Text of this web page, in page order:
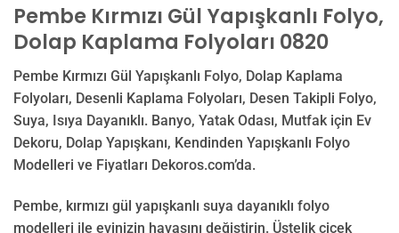
Pembe Kırmızı Gül Yapışkanlı Folyo,
Dolap Kaplama Folyoları 0820
Pembe Kırmızı Gül Yapışkanlı Folyo, Dolap Kaplama
Folyoları, Desenli Kaplama Folyoları, Desen Takipli Folyo,
Suya, Isıya Dayanıklı. Banyo, Yatak Odası, Mutfak için Ev
Dekoru, Dolap Yapışkanı, Kendinden Yapışkanlı Folyo
Modelleri ve Fiyatları Dekoros.com’da.
Pembe, kırmızı gül yapışkanlı suya dayanıklı folyo
modelleri ile evinizin havasını değiştirin. Üstelik çiçek